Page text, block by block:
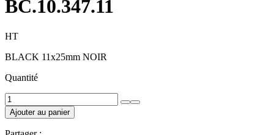
BC.10.347.11
HT
BLACK 11x25mm NOIR
Quantité
quantité
de
BC.10.347.11
Ajouter au panier